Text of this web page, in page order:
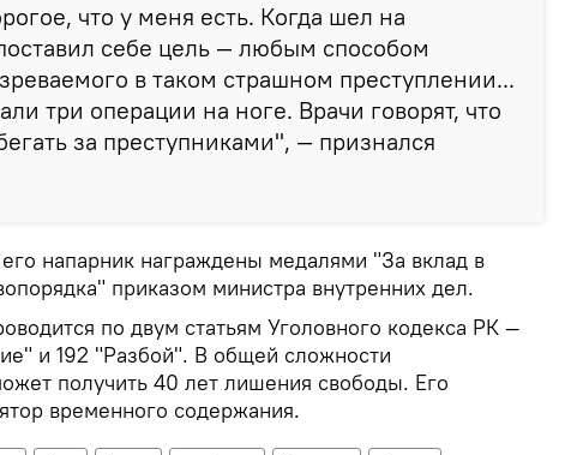
что у меня есть. Когда шел на
себе цель — любым способом
в таком страшном преступлении...
три операции на ноге. Врачи говорят, что
за преступниками", — признался
напарник награждены медалями "За вклад в
приказом министра внутренних дел.
по двум статьям Уголовного кодекса РК —
и 192 "Разбой". В общей сложности
получить 40 лет лишения свободы. Его
временного содержания.